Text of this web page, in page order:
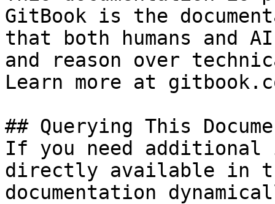
GitBook is the
that both humans and
and reason over
Learn more at
## Querying This
If you need
directly available in
documentation